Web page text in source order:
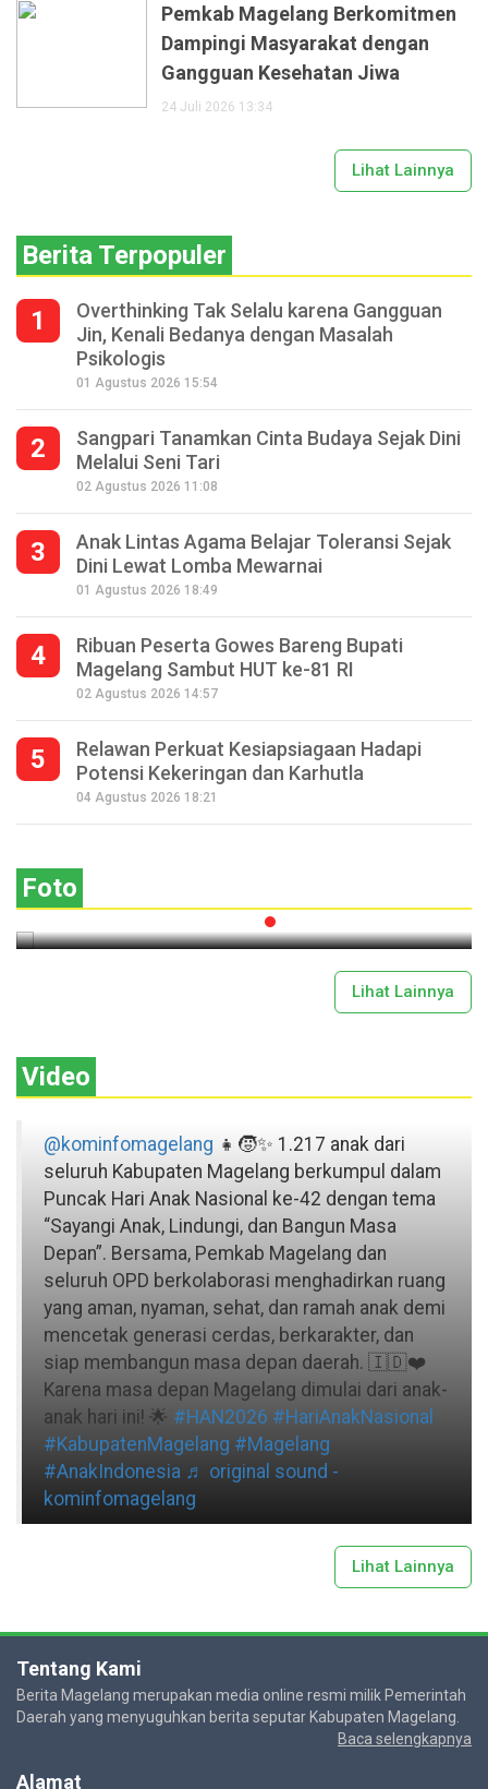
Pemkab Magelang Berkomitmen
Dampingi Masyarakat dengan
Gangguan Kesehatan Jiwa
24 Juli 2026 13:34
Lihat Lainnya
Berita Terpopuler
1
Overthinking Tak Selalu karena Gangguan
Jin, Kenali Bedanya dengan Masalah
Psikologis
01 Agustus 2026 15:54
2
Sangpari Tanamkan Cinta Budaya Sejak Dini
Melalui Seni Tari
02 Agustus 2026 11:08
3
Anak Lintas Agama Belajar Toleransi Sejak
Dini Lewat Lomba Mewarnai
01 Agustus 2026 18:49
4
Ribuan Peserta Gowes Bareng Bupati
Magelang Sambut HUT ke-81 RI
02 Agustus 2026 14:57
5
Relawan Perkuat Kesiapsiagaan Hadapi
Potensi Kekeringan dan Karhutla
04 Agustus 2026 18:21
Foto
Seperempat Abad Perhelatan Festival
Lima Gunung XXV Kobarkan Semangat
Lihat Lainnya
Video
@kominfomagelang 👧🧒✨ 1.217 anak dari
seluruh Kabupaten Magelang berkumpul dalam
Puncak Hari Anak Nasional ke-42 dengan tema
“Sayangi Anak, Lindungi, dan Bangun Masa
Depan”. Bersama, Pemkab Magelang dan
seluruh OPD berkolaborasi menghadirkan ruang
yang aman, nyaman, sehat, dan ramah anak demi
mencetak generasi cerdas, berkarakter, dan
siap membangun masa depan daerah. 🇮🇩❤️
Karena masa depan Magelang dimulai dari anak-
anak hari ini! 🌟 #HAN2026 #HariAnakNasional
#KabupatenMagelang #Magelang
#AnakIndonesia ♬ original sound -
kominfomagelang
Lihat Lainnya
Tentang Kami
Berita Magelang merupakan media online resmi milik Pemerintah
Daerah yang menyuguhkan berita seputar Kabupaten Magelang.
Baca selengkapnya
Alamat